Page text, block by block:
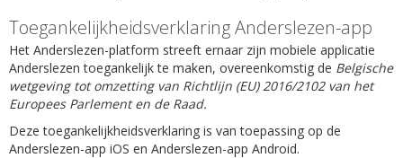
Toegankelijkheidsverklaring Anderslezen-app
Het Anderslezen-platform streeft ernaar zijn mobiele applicatie
Anderslezen toegankelijk te maken, overeenkomstig de Belgische
wetgeving tot omzetting van Richtlijn (EU) 2016/2102 van het
Europees Parlement en de Raad.
Deze toegankelijkheidsverklaring is van toepassing op de
Anderslezen-app iOS en Anderslezen-app Android.